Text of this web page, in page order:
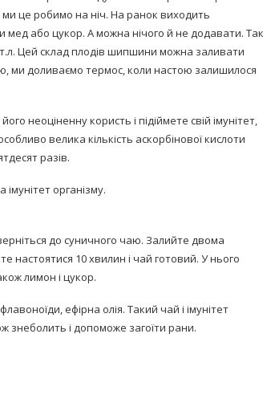
це робимо на ніч. На ранок виходить
або цукор. А можна нічого й не додавати. Так
Цей склад плодів шипшини можна заливати
ми доливаємо термос, коли настою залишилося
неоціненну користь і підіймете свій імунітет,
велика кількість аскорбінової кислоти
разів.
організму.
до суничного чаю. Залийте двома
настоятися 10 хвилин і чай готовий. У нього
лимон і цукор.
ефірна олія. Такий чай і імунітет
знеболить і допоможе загоїти рани.